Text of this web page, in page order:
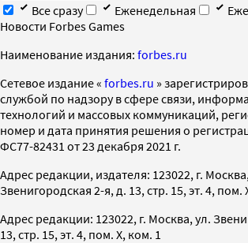
Все сразу
Еженедельная
Новости Forbes Games
Наименование издания: forbes.ru
Cетевое издание « forbes.ru »
службой по надзору в сфере связи,
технологий и массовых коммуникаций,
номер и дата принятия решения о
ФС77-82431 от 23 декабря 2021 г.
Адрес редакции, издателя: 123022, г.
Звенигородская 2-я, д. 13, стр. 15, эт. 4, пом.
Адрес редакции: 123022, г. Москва, ул.
13, стр. 15, эт. 4, пом. X, ком. 1